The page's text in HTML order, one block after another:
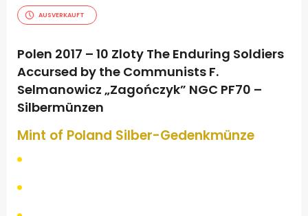
AUSVERKAUFT
Polen 2017 – 10 Zloty The Enduring Soldiers
Accursed by the Communists F.
Selmanowicz „Zagończyk” NGC PF70 –
Silbermünzen
Mint of Poland Silber-Gedenkmünze